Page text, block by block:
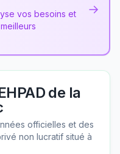
vos besoins et
→
de la
officielles et des
non lucratif situé à